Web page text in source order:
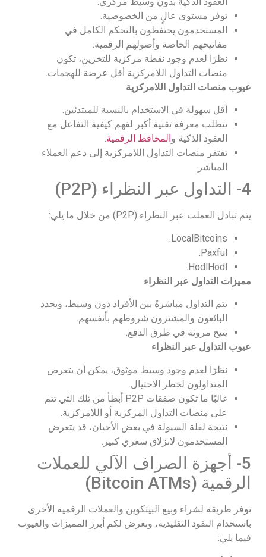
توفر مستوى عالٍ من الخصوصية.
المستخدمون يحتفظون بالتحكم الكامل في
مفاتيحهم الخاصة وأصولهم الرقمية.
نظرًا لعدم وجود نقطة مركزية للتخزين، تكون
منصات التداول اللامركزية أقل عرضة للهجمات.
عيوب منصات التداول اللامركزية
أقل سهولة في الاستخدام بالنسبة للمبتدئين.
تتطلب معرفة تقنية أكبر لفهم كيفية التفاعل مع
العقود الذكية و المحافظ الرقمية.
تفتقر منصات التداول اللامركزية إلى دعم العملاء
المباشر.
4- التداول عبر النظراء (P2P)
يتم تبادل العملت عبر النظراء (P2P) من خلال ما يلي:
LocalBitcoins.
Paxful.
HodlHodl.
مميزات التداول عبر النظراء
يتم التداول مباشرةً بين الأفراد دون وسيط، ويحدد
البائعون والمشترون شروطهم بأنفسهم.
يتيح مرونة في طرق الدفع.
عيوب التداول عبر النظراء
نظرًا لعدم وجود وسيط موثوق، يمكن أن يتعرض
المتداولون لخطر الاحتيال.
غالبًا ما تكون صفقات P2P أبطأ من تلك التي تتم
على منصات التداول المركزية أو اللامركزية.
نتيجة لقلة السيولة في بعض الأحيان، قد يتعرض
المستخدمون لانزلاق سعري كبير.
5- أجهزة الصراف الآلي للعملات
الرقمية (Bitcoin ATMs)
توفر طريقة لشراء وبيع البيتكوين والعملات الرقمية الأخرى
باستخدام النقود التقليدية، ونعرض لكم أبرز المميزات والعيوب
فيما يلي: